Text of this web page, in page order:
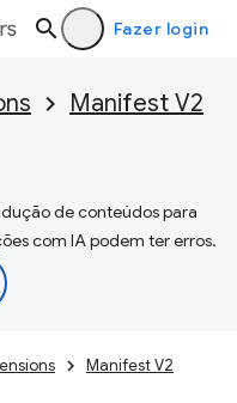
Fazer login
Manifest V2
de conteúdos para
com IA podem ter erros.
Manifest V2